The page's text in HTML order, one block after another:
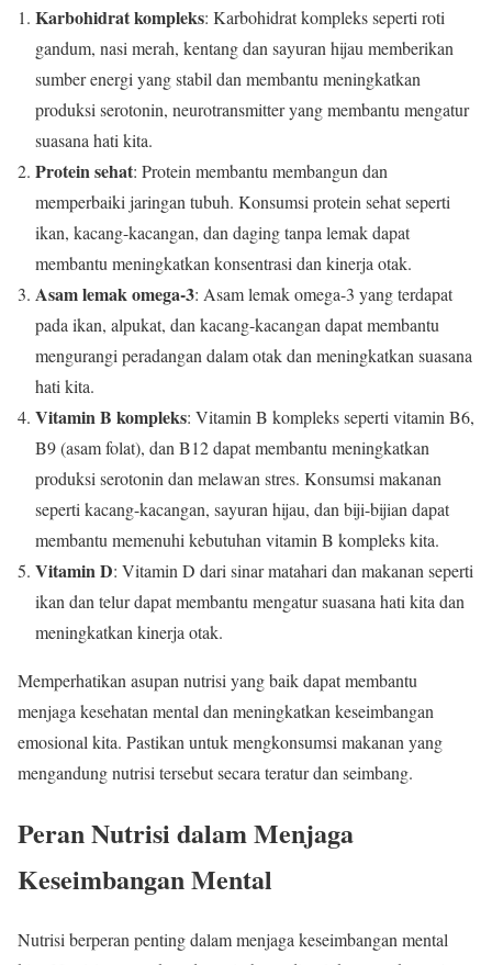
Karbohidrat kompleks: Karbohidrat kompleks seperti roti
gandum, nasi merah, kentang dan sayuran hijau memberikan
sumber energi yang stabil dan membantu meningkatkan
produksi serotonin, neurotransmitter yang membantu mengatur
suasana hati kita.
Protein sehat: Protein membantu membangun dan
memperbaiki jaringan tubuh. Konsumsi protein sehat seperti
ikan, kacang-kacangan, dan daging tanpa lemak dapat
membantu meningkatkan konsentrasi dan kinerja otak.
Asam lemak omega-3: Asam lemak omega-3 yang terdapat
pada ikan, alpukat, dan kacang-kacangan dapat membantu
mengurangi peradangan dalam otak dan meningkatkan suasana
hati kita.
Vitamin B kompleks: Vitamin B kompleks seperti vitamin B6,
B9 (asam folat), dan B12 dapat membantu meningkatkan
produksi serotonin dan melawan stres. Konsumsi makanan
seperti kacang-kacangan, sayuran hijau, dan biji-bijian dapat
membantu memenuhi kebutuhan vitamin B kompleks kita.
Vitamin D: Vitamin D dari sinar matahari dan makanan seperti
ikan dan telur dapat membantu mengatur suasana hati kita dan
meningkatkan kinerja otak.
Memperhatikan asupan nutrisi yang baik dapat membantu
menjaga kesehatan mental dan meningkatkan keseimbangan
emosional kita. Pastikan untuk mengkonsumsi makanan yang
mengandung nutrisi tersebut secara teratur dan seimbang.
Peran Nutrisi dalam Menjaga
Keseimbangan Mental
Nutrisi berperan penting dalam menjaga keseimbangan mental